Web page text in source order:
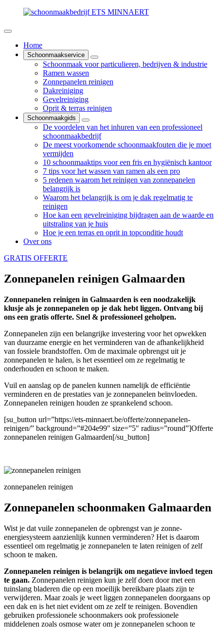
Home
Schoonmaakservice
Schoonmaak voor particulieren, bedrijven & industrie
Ramen wassen
Zonnepanelen reinigen
Dakreiniging
Gevelreiniging
Oprit & terras reinigen
Schoonmaakgids
De voordelen van het inhuren van een professioneel
schoonmaakbedrijf
De meest voorkomende schoonmaakfouten die je moet
vermijden
10 schoonmaaktips voor een fris en hygiënisch kantoor
7 tips voor het wassen van ramen als een pro
5 redenen waarom het reinigen van zonnepanelen
belangrijk is
Waarom het belangrijk is om je dak regelmatig te
reinigen
Hoe kan een gevelreiniging bijdragen aan de waarde en
uitstraling van je huis
Hoe je een terras en oprit in topconditie houdt
Over ons
GRATIS OFFERTE
Zonnepanelen reinigen Galmaarden
Zonnepanelen reinigen in Galmaarden is een noodzakelijk
klusje als je zonnepanelen op je dak hebt liggen. Ontvang bij
ons een gratis offerte. Snel & professioneel geholpen.
Zonnepanelen zijn een belangrijke investering voor het opwekken
van duurzame energie en het verminderen van de afhankelijkheid
van fossiele brandstoffen. Om de maximale opbrengst uit je
zonnepanelen te halen, is het essentieel om ze regelmatig te
onderhouden en schoon te maken.
Vuil en aanslag op de panelen kunnen namelijk de efficiëntie
verminderen en de prestaties van je zonnepanelen beïnvloeden.
Zonnepanelen reinigen houden ze sprankelend schoon.
[su_button url=”https://ets-minnaert.be/offerte/zonnepanelen-
reinigen/” background=”#204e99″ size=”5″ radius=”round”]Offerte
zonnepanelen reinigen Galmaarden[/su_button]
zonnepanelen reinigen
Zonnepanelen schoonmaken Galmaarden
Wist je dat vuile zonnepanelen de opbrengst van je zonne-
energiesysteem aanzienlijk kunnen verminderen? Het is daarom
essentieel om regelmatig je zonnepanelen te laten reinigen of zelf
schoon te maken.
Zonnepanelen reinigen is belangrijk om negatieve invloed tegen
te gaan. Zonnepanelen reinigen kun je zelf doen door met een
tuinslang bladeren die op een moeilijk bereikbare plaats zijn te
verwijderen. Maar zoals je weet liggen zonnepanelen doorgaans op
een dak en is het niet evident om ze zelf te reinigen. Bovendien
gebruiken professionele schoonmakers ook professionele
middelenen zoals osmose water om je zonnepanelen schoon te